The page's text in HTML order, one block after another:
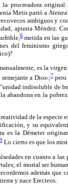
procreadora
Metis parió a
ambiguos y
apunta Méndez.
6metida en las
del feminismo
es la
a Dios-;7pero
indisoluble de
abandona en la
de la
y su
es la Démeter
9 Lo cierto es que los
en cuanto a
el mortal ser
además
y nace Erecteos.